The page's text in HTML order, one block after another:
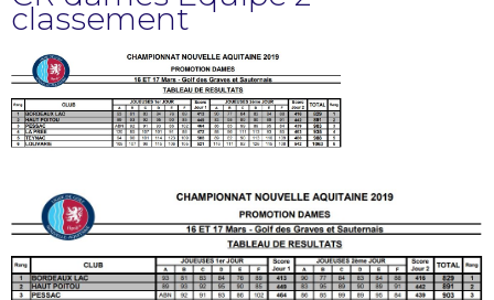
classement